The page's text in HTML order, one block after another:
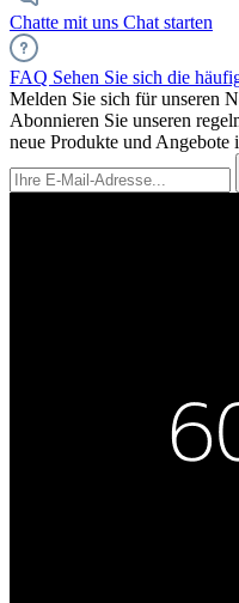
Chatte mit uns Chat starten
FAQ Sehen Sie sich die
Melden Sie sich für unseren
Abonnieren Sie unseren
neue Produkte und Angebote